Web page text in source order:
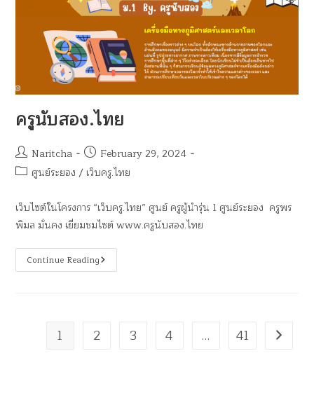
ครูนับสอง.ไทย
Naritcha
February 29, 2024
ศูนย์ระยอง / เว็บครู.ไทย
เว็บไซต์ในโครงการ “เว็บครู.ไทย” ศูนย์ ครูผู้นำรุ่น 1 ศูนย์ระยอง ครูพร
พิมล มั่นคง เยี่ยมชมไซต์ www.ครูนับสอง.ไทย
Continue Reading
1 2 3 4 … 41